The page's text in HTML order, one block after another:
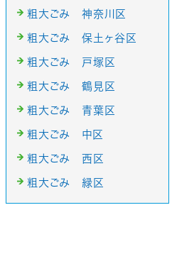
粗大ごみ 神奈川区
粗大ごみ 保土ヶ谷区
粗大ごみ 戸塚区
粗大ごみ 鶴見区
粗大ごみ 青葉区
粗大ごみ 中区
粗大ごみ 西区
粗大ごみ 緑区